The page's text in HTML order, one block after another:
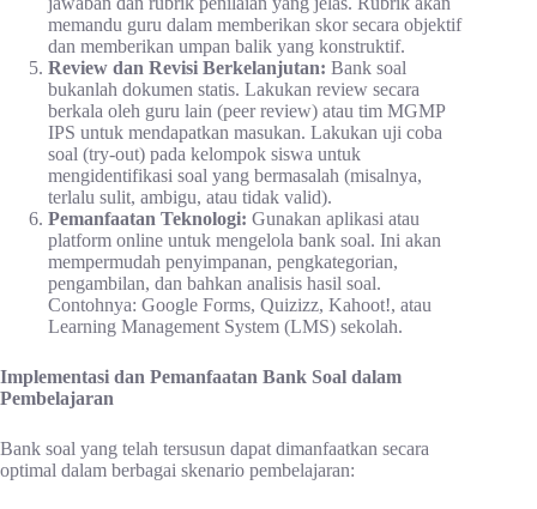
memandu guru dalam memberikan skor secara objektif
dan memberikan umpan balik yang konstruktif.
Review dan Revisi Berkelanjutan: Bank soal
bukanlah dokumen statis. Lakukan review secara
berkala oleh guru lain (peer review) atau tim MGMP
IPS untuk mendapatkan masukan. Lakukan uji coba
soal (try-out) pada kelompok siswa untuk
mengidentifikasi soal yang bermasalah (misalnya,
terlalu sulit, ambigu, atau tidak valid).
Pemanfaatan Teknologi: Gunakan aplikasi atau
platform online untuk mengelola bank soal. Ini akan
mempermudah penyimpanan, pengkategorian,
pengambilan, dan bahkan analisis hasil soal.
Contohnya: Google Forms, Quizizz, Kahoot!, atau
Learning Management System (LMS) sekolah.
Implementasi dan Pemanfaatan Bank Soal dalam
Pembelajaran
Bank soal yang telah tersusun dapat dimanfaatkan secara
optimal dalam berbagai skenario pembelajaran: